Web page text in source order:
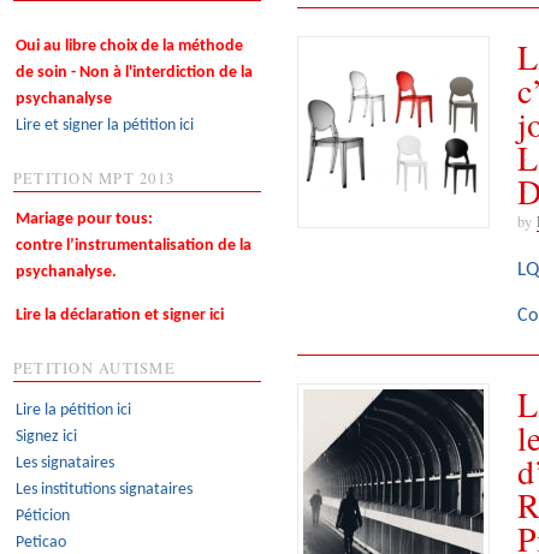
by
Oui au libre choix de la méthode
de soin - Non à l'interdiction de la
psychanalyse
Lire et signer la pétition ici
PETITION MPT 2013
Mariage pour tous:
contre l’instrumentalisation de la
psychanalyse.
Lire la déclaration et signer ici
PETITION AUTISME
Lire la pétition ici
Signez ici
Les signataires
Les institutions signataires
Péticion
Peticao